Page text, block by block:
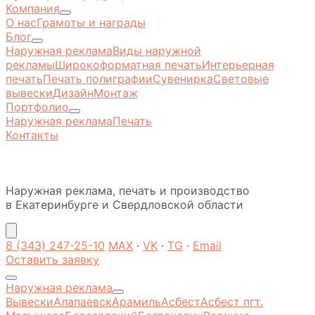
Компания
О насГрамоты и награды
Блог
Наружная рекламаВиды наружной
рекламыШирокоформатная печатьИнтерьерная
печатьПечать полиграфииСувениркаСветовые
вывескиДизайнМонтаж
Портфолио
Наружная рекламаПечать
Контакты
Наружная реклама, печать и производство
в Екатеринбурге и Свердловской области
8 (343) 247-25-10 MAX · VK · TG · Email
Оставить заявку
Наружная реклама
ВывескиАлапаевскАрамильАсбестАсбест пгт.